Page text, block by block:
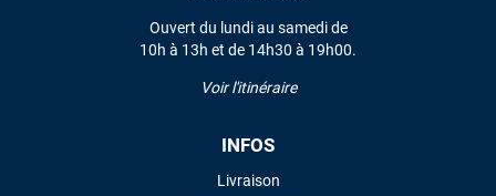
Ouvert du lundi au samedi de
10h à 13h et de 14h30 à 19h00.
Voir l'itinéraire
INFOS
Livraison